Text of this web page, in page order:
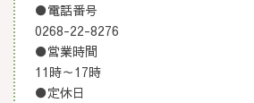
●電話番号
0268-22-8276
●営業時間
11時～17時
●定休日